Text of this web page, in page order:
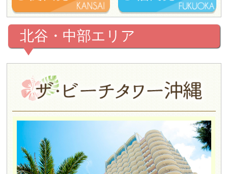
北谷・中部エリア